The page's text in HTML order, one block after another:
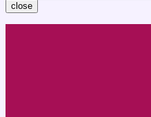
close